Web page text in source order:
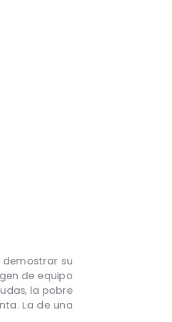
su
de equipo
la pobre
La de una